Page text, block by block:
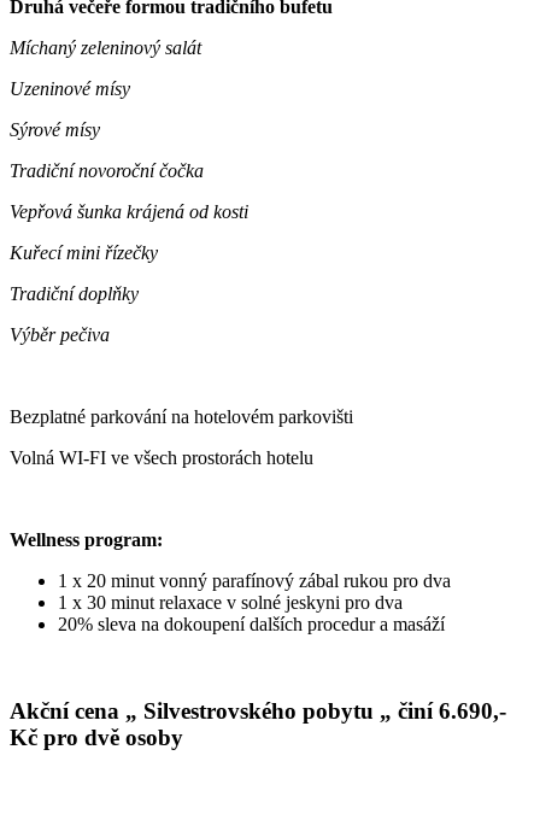
Druhá večeře formou tradičního bufetu
Míchaný zeleninový salát
Uzeninové mísy
Sýrové mísy
Tradiční novoroční čočka
Vepřová šunka krájená od kosti
Kuřecí mini řízečky
Tradiční doplňky
Výběr pečiva
Bezplatné parkování na hotelovém parkovišti
Volná WI-FI ve všech prostorách hotelu
Wellness program:
1 x 20 minut vonný parafínový zábal rukou pro dva
1 x 30 minut relaxace v solné jeskyni pro dva
20% sleva na dokoupení dalších procedur a masáží
Akční cena „ Silvestrovského pobytu „ činí 6.690,-
Kč pro dvě osoby